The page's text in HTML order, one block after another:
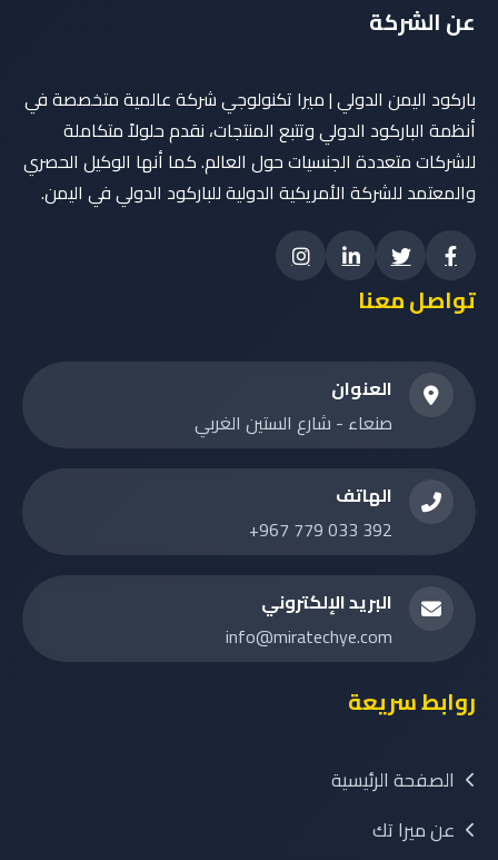
عن الشركة
باركود اليمن الدولي | ميرا تكنولوجي شركة عالمية متخصصة في
أنظمة الباركود الدولي وتتبع المنتجات، نقدم حلولاً متكاملة
للشركات متعددة الجنسيات حول العالم. كما أنها الوكيل الحصري
والمعتمد للشركة الأمريكية الدولية للباركود الدولي في اليمن.
تواصل معنا
العنوان
صنعاء - شارع الستين الغربي
الهاتف
+967 779 033 392
البريد الإلكتروني
info@miratechye.com
روابط سريعة
الصفحة الرئيسية
عن ميرا تك